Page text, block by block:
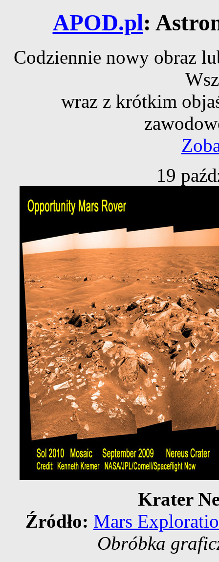
APOD.pl:
Codziennie nowy obraz
wraz z krótkim
19
Krater
Źródło: Mars
Obróbka